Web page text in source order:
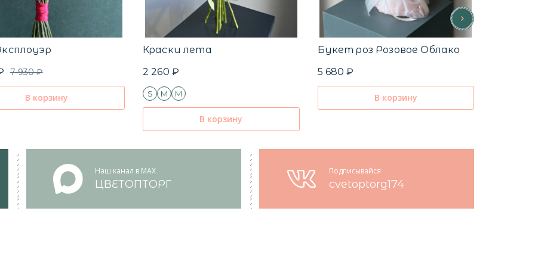
7 930 ₽
В корзину
Краски лета
2 260 ₽
S M M
В корзину
Букет роз Розовое Облако
5 680 ₽
В корзину
Наш канал в MAX
ЦВЕТОПТОРГ
Подписывайся
cvetoptorg174